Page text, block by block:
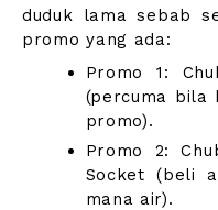
duduk lama sebab
promo yang ada:
Promo 1:
(percuma bila
promo).
Promo 2:
Socket (beli
mana air).